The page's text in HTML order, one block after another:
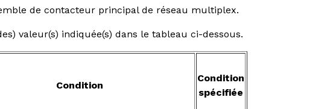
de contacteur principal de réseau multiplex.
valeur(s) indiquée(s) dans le tableau ci-dessous.
Condition
Condition
spécifiée